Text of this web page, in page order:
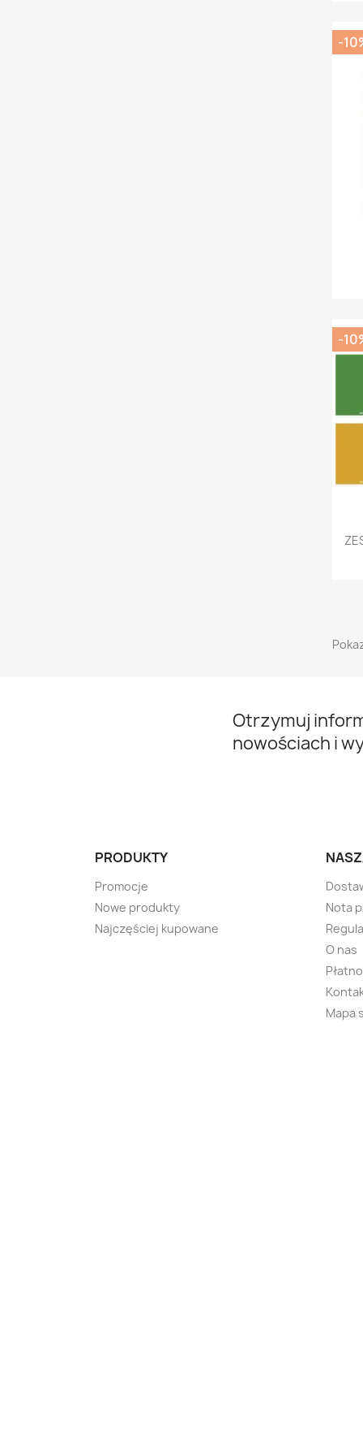
-
-
Otrzymuj
nowościach i
PRODUKTY
Promocje
Nowe produkty
Najczęściej kupowane
Nota
O nas
Mapa